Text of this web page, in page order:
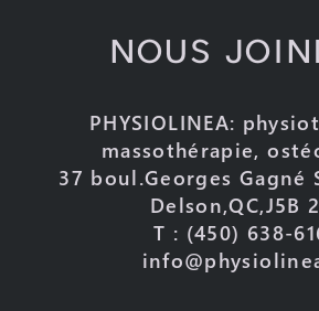
NOUS
PHYSIOLINEA:
massothérapie,
37 boul.Georges Gagné
Delson,QC,J5B
T : (450) 638-